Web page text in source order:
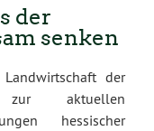
der
senken
der
zur aktuellen
hessischer